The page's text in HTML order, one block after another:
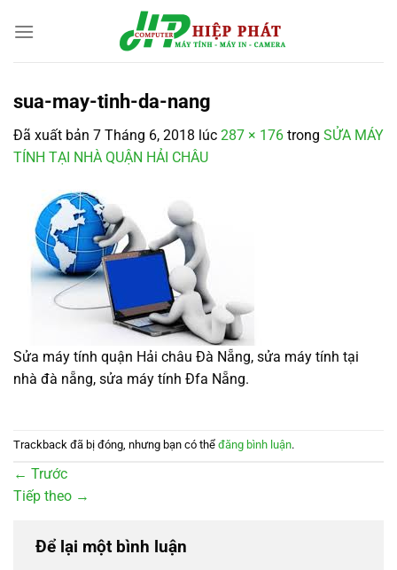
đến
sua-may-tinh-da-nang
Đã xuất bản 7 Tháng 6, 2018 lúc 287 × 176 trong SỬA MÁY
TÍNH TẠI NHÀ QUẬN HẢI CHÂU
Sửa máy tính quận Hải châu Đà Nẵng, sửa máy tính tại
nhà đà nẵng, sửa máy tính Đfa Nẵng.
Trackback đã bị đóng, nhưng bạn có thể đăng bình luận.
← Trước
Tiếp theo →
Để lại một bình luận